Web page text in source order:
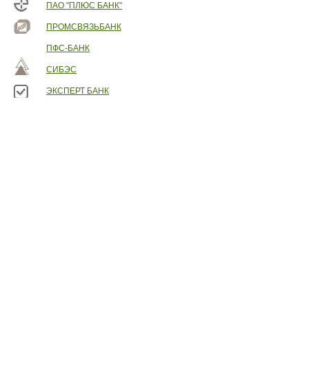
ПАО "ПЛЮС БАНК"
ПРОМСВЯЗЬБАНК
ПФС-БАНК
СИБЭС
ЭКСПЕРТ БАНК